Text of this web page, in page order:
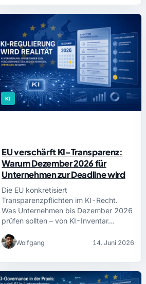
KI
EU verschärft KI-Transparenz:
Warum Dezember 2026 für
Unternehmen zur Deadline wird
Die EU konkretisiert
Transparenzpflichten im KI-Recht.
Was Unternehmen bis Dezember 2026
prüfen sollten – von KI-Inventar…
Wolfgang 14. Juni 2026